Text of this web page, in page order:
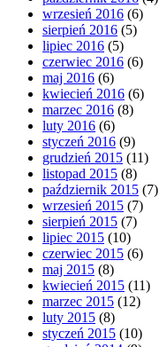
wrzesień 2016 (6)
sierpień 2016 (5)
lipiec 2016 (5)
czerwiec 2016 (6)
maj 2016 (6)
kwiecień 2016 (6)
marzec 2016 (8)
luty 2016 (6)
styczeń 2016 (9)
grudzień 2015 (11)
listopad 2015 (8)
październik 2015 (7)
wrzesień 2015 (7)
sierpień 2015 (7)
lipiec 2015 (10)
czerwiec 2015 (6)
maj 2015 (8)
kwiecień 2015 (11)
marzec 2015 (12)
luty 2015 (8)
styczeń 2015 (10)